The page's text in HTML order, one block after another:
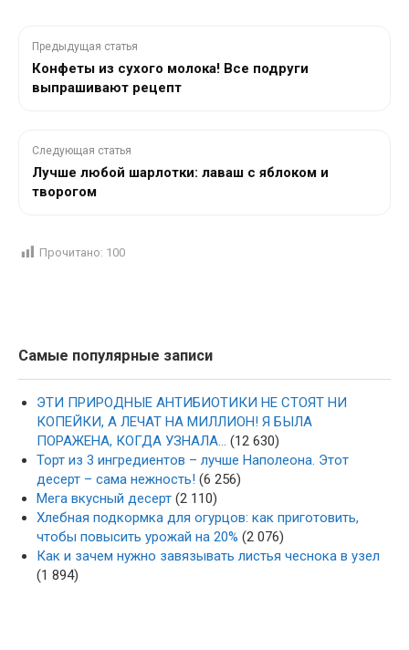
Предыдущая статья
Конфеты из сухого молока! Все подруги
выпрашивают рецепт
Следующая статья
Лучше любой шарлотки: лаваш с яблоком и
творогом
Прочитано: 100
Самые популярные записи
ЭТИ ПРИРОДНЫЕ АНТИБИОТИКИ НЕ СТОЯТ НИ
КОПЕЙКИ, А ЛЕЧАТ НА МИЛЛИОН! Я БЫЛА
ПОРАЖЕНА, КОГДА УЗНАЛА… (12 630)
Торт из 3 ингредиентов – лучше Наполеона. Этот
десерт – сама нежность! (6 256)
Мега вкусный десерт (2 110)
Хлебная подкормка для огурцов: как приготовить,
чтобы повысить урожай на 20% (2 076)
Как и зачем нужно завязывать листья чеснока в узел
(1 894)